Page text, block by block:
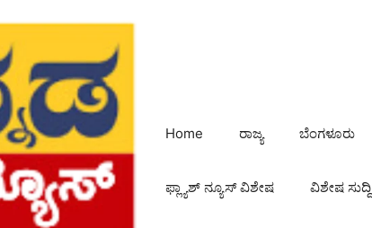
Home ರಾಜ್ಯ ಬೆಂಗಳೂರು
ಫ್ಲ್ಯಾಶ್ ನ್ಯೂಸ್ ವಿಶೇಷ ವಿಶೇಷ ಸುದ್ದಿ